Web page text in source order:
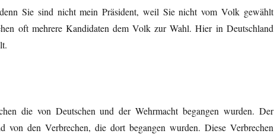
Sie sind nicht mein Präsident, weil Sie nicht vom Volk gewählt
oft mehrere Kandidaten dem Volk zur Wahl. Hier in Deutschland
die von Deutschen und der Wehrmacht begangen wurden. Der
von den Verbrechen, die dort begangen wurden. Diese Verbrechen